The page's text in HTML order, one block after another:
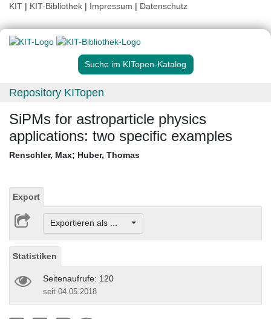
KIT | KIT-Bibliothek | Impressum | Datenschutz
Suche im KITopen-Katalog
Repository KITopen
SiPMs for astroparticle physics
applications: two specific examples
Renschler, Max; Huber, Thomas
Export
Exportieren als ...
Statistiken
Seitenaufrufe: 120
seit 04.05.2018